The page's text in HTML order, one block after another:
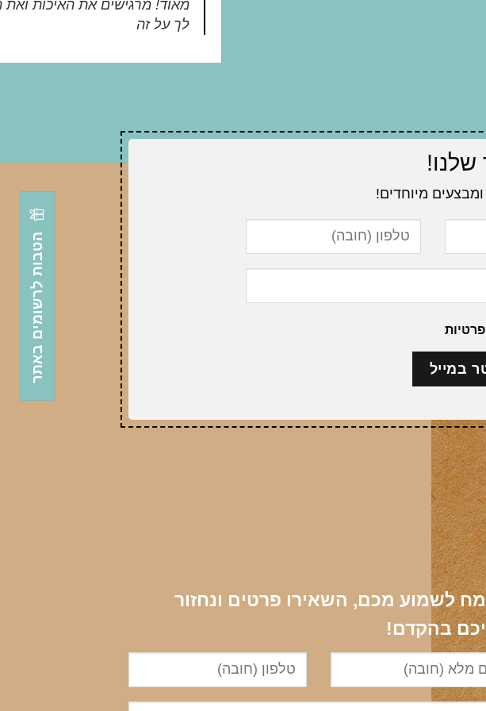
מאוד! מרגישים את האיכות
לך על זה
שלנו!
מיוחדים!
לשמוע מכם, השאירו פרטים ונחזור
בהקדם!
הטבות לרשומים באתר